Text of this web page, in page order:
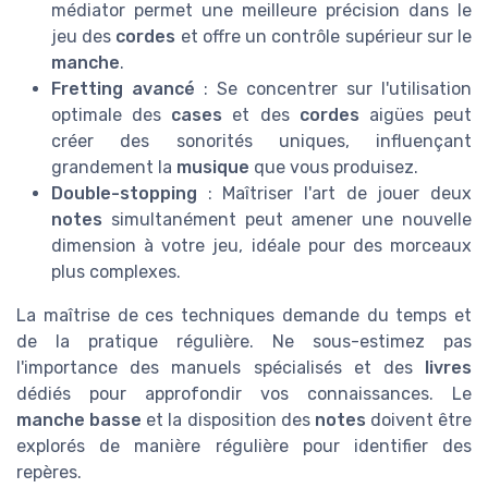
médiator permet une meilleure précision dans le
jeu des cordes et offre un contrôle supérieur sur le
manche.
Fretting avancé : Se concentrer sur l'utilisation
optimale des cases et des cordes aigües peut
créer des sonorités uniques, influençant
grandement la musique que vous produisez.
Double-stopping : Maîtriser l'art de jouer deux
notes simultanément peut amener une nouvelle
dimension à votre jeu, idéale pour des morceaux
plus complexes.
La maîtrise de ces techniques demande du temps et
de la pratique régulière. Ne sous-estimez pas
l'importance des manuels spécialisés et des livres
dédiés pour approfondir vos connaissances. Le
manche basse et la disposition des notes doivent être
explorés de manière régulière pour identifier des
repères.